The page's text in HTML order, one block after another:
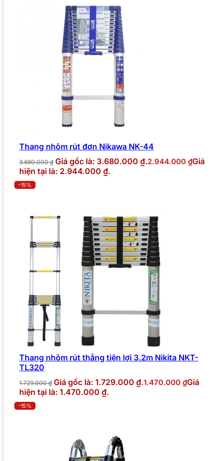
Thang nhôm rút đơn Nikawa NK-44
3.680.000₫ Giá gốc là: 3.680.000 ₫.2.944.000 ₫Giá
hiện tại là: 2.944.000 ₫.
-15%
Thang nhôm rút thẳng tiện lợi 3.2m Nikita NKT-
TL320
1.729.000₫ Giá gốc là: 1.729.000 ₫.1.470.000 ₫Giá
hiện tại là: 1.470.000 ₫.
-15%